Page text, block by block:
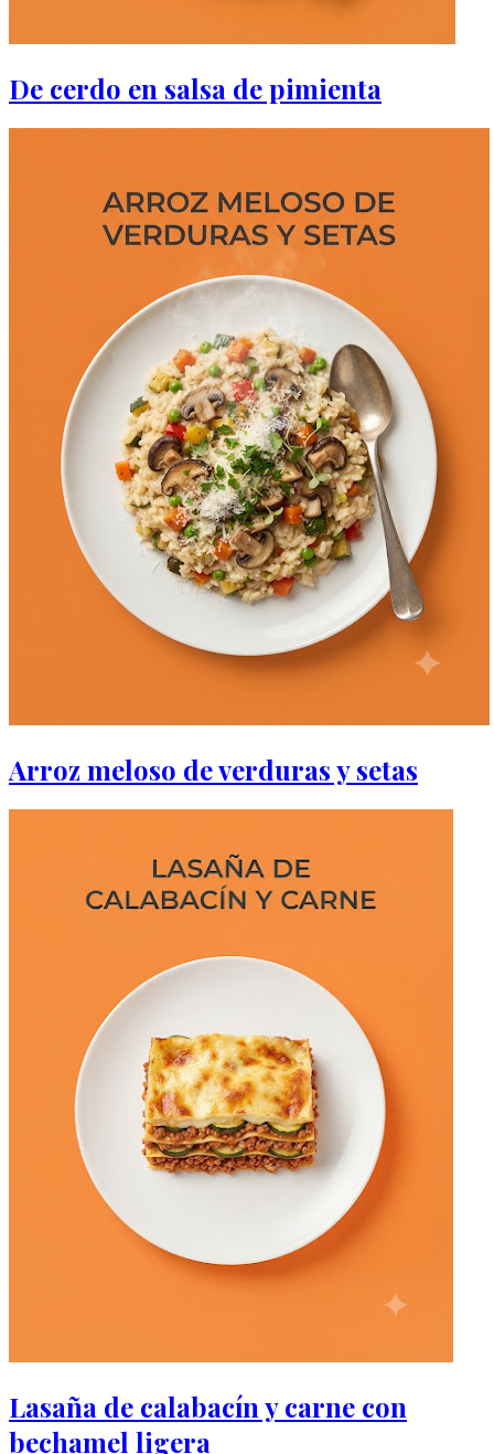
De cerdo en salsa de pimienta
Arroz meloso de verduras y setas
Lasaña de calabacín y carne con
bechamel ligera